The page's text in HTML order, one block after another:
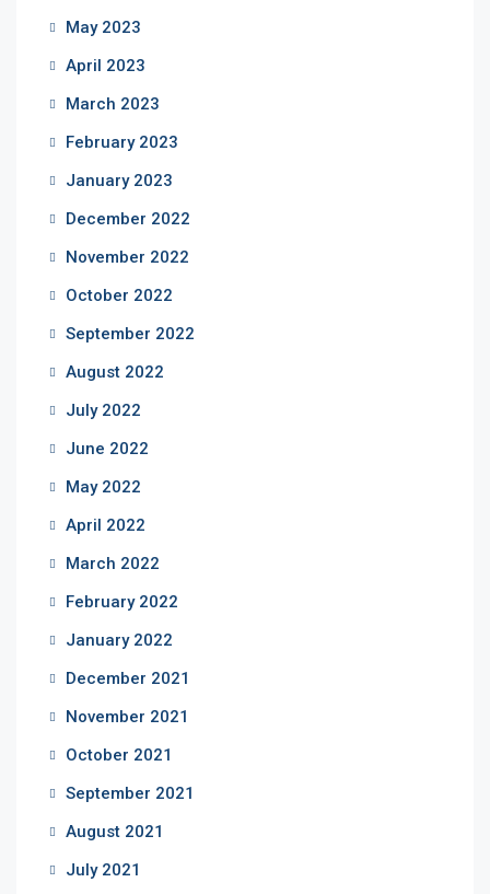
May 2023
April 2023
March 2023
February 2023
January 2023
December 2022
November 2022
October 2022
September 2022
August 2022
July 2022
June 2022
May 2022
April 2022
March 2022
February 2022
January 2022
December 2021
November 2021
October 2021
September 2021
August 2021
July 2021